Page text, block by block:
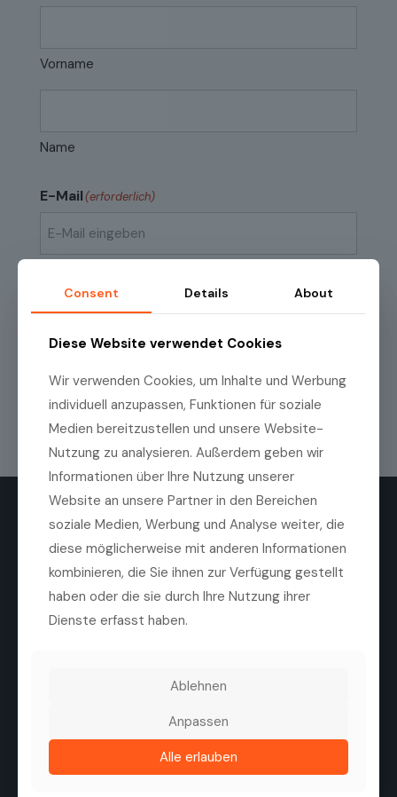
Vorname
Name
E-Mail(erforderlich)
eingeben
E-
bestätigen
Ich habe dieDatenschutzrichtlinien
Kenntnis genommen.
Die Medilas AG ist ein führender Anbieter von
hochwertigen ophthalmologischen Produkten,
Herstellern, Kliniken und Augenärzten.
Tel. +41 44 747 40 00
Fax +41 44 747 40 05
info@medilas.ch
Consent Details About
Diese Website verwendet Cookies
Wir verwenden Cookies, um Inhalte und Werbung
individuell anzupassen, Funktionen für soziale
Medien bereitzustellen und unsere Website-
Nutzung zu analysieren. Außerdem geben wir
Informationen über Ihre Nutzung unserer
Website an unsere Partner in den Bereichen
soziale Medien, Werbung und Analyse weiter, die
diese möglicherweise mit anderen Informationen
kombinieren, die Sie ihnen zur Verfügung gestellt
haben oder die sie durch Ihre Nutzung ihrer
Dienste erfasst haben.
Ablehnen
Anpassen
Alle erlauben